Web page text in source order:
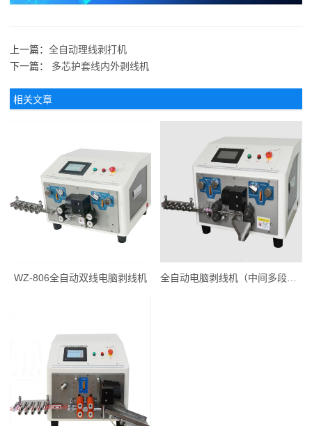
上一篇： 全自动理线剥打机
下一篇： 多芯护套线内外剥线机
相关文章
WZ-806全自动双线电脑剥线机